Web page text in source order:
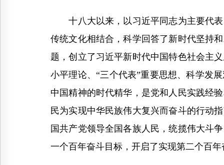
十八大以来，以习近平同志为主要代表
传统文化相结合，科学回答了新时代坚持
题，创立了习近平新时代中国特色社会主
小平理论、“三个代表”重要思想、科学发
中国精神的时代精华，是党和人民实践经
民为实现中华民族伟大复兴而奋斗的行动
国共产党领导全国各族人民，统揽伟大斗
一个百年奋斗目标，开启了实现第二个百